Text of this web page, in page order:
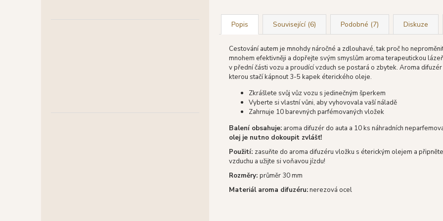
Popis Související (6) Podobné (7) Diskuze
Cestování autem je mnohdy náročné a zdlouhavé, tak proč ho
mnohem efektivněji a dopřejte svým smyslům aroma terapeutickou
v přední části vozu a proudící vzduch se postará o zbytek. Aroma
kterou stačí kápnout 3-5 kapek éterického oleje.
Zkrášlete svůj vůz vozu s jedinečným šperkem
Vyberte si vlastní vůni, aby vyhovovala vaší náladě
Zahrnuje 10 barevných parfémovaných vložek
Balení obsahuje: aroma difuzér do auta a 10 ks náhradních
olej je nutno dokoupit zvlášť!
Použití: zasuňte do aroma difuzéru vložku s éterickým olejem a
vzduchu a užijte si voňavou jízdu!
Rozměry: průměr 30 mm
Materiál aroma difuzéru:nerezová ocel